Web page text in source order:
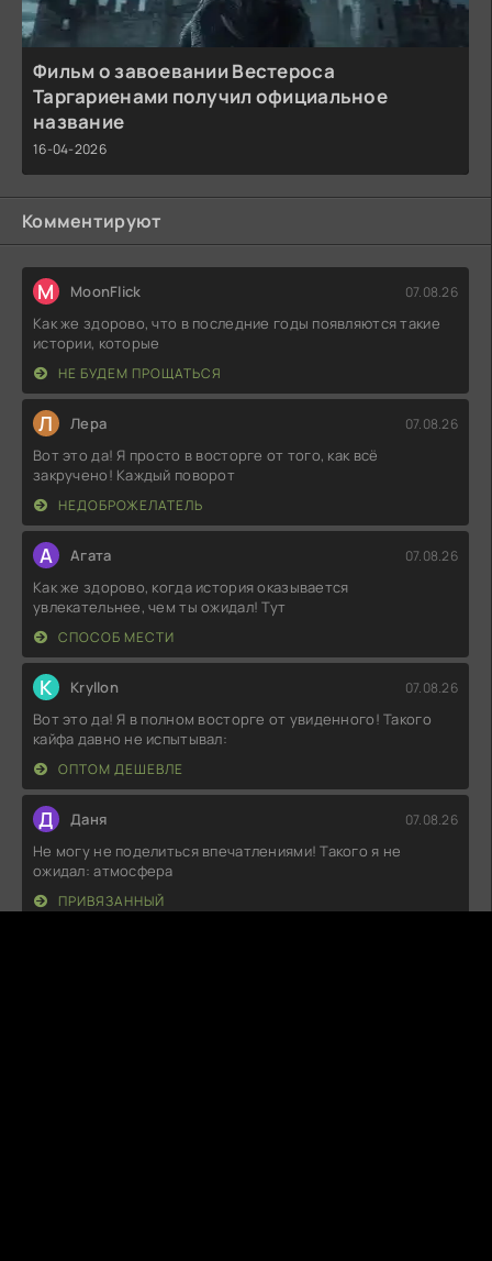
Фильм о завоевании Вестероса
Таргариенами получил официальное
название
16-04-2026
Комментируют
M MoonFlick 07.08.26
Как же здорово, что в последние годы появляются такие
истории, которые
НЕ БУДЕМ ПРОЩАТЬСЯ
Л Лера 07.08.26
Вот это да! Я просто в восторге от того, как всё
закручено! Каждый поворот
НЕДОБРОЖЕЛАТЕЛЬ
А Агата 07.08.26
Как же здорово, когда история оказывается
увлекательнее, чем ты ожидал! Тут
СПОСОБ МЕСТИ
K Kryllon 07.08.26
Вот это да! Я в полном восторге от увиденного! Такого
кайфа давно не испытывал:
ОПТОМ ДЕШЕВЛЕ
Д Даня 07.08.26
Не могу не поделиться впечатлениями! Такого я не
ожидал: атмосфера
ПРИВЯЗАННЫЙ